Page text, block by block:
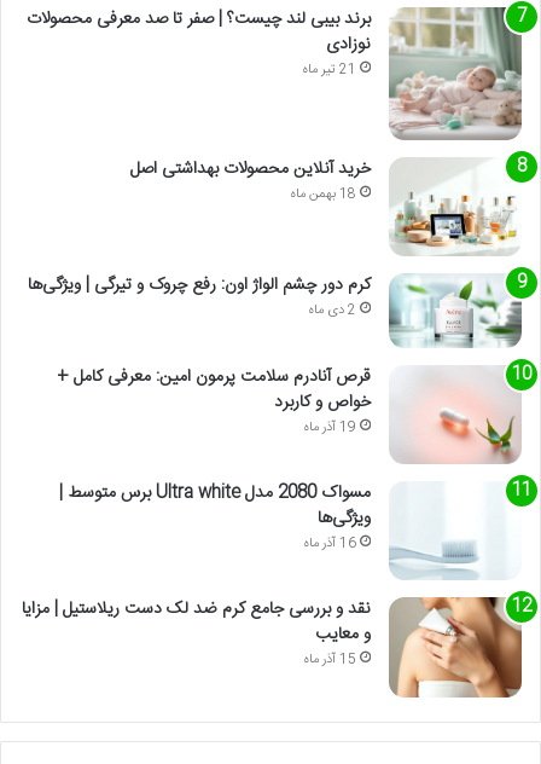
برند بیبی لند چیست؟ | صفر تا صد معرفی محصولات
نوزادی
21 تیر ماه
خرید آنلاین محصولات بهداشتی اصل
18 بهمن ماه
کرم دور چشم الواژ اون: رفع چروک و تیرگی | ویژگی‌ها
2 دی ماه
قرص آنادرم سلامت پرمون امین: معرفی کامل +
خواص و کاربرد
19 آذر ماه
مسواک 2080 مدل Ultra white برس متوسط |
ویژگی‌ها
16 آذر ماه
نقد و بررسی جامع کرم ضد لک دست ریلاستیل | مزایا
و معایب
15 آذر ماه